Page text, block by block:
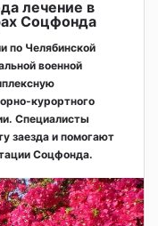
лечение в
Соцфонда
по Челябинской
военной
курортного
Специалисты
заезда и помогают
Соцфонда.